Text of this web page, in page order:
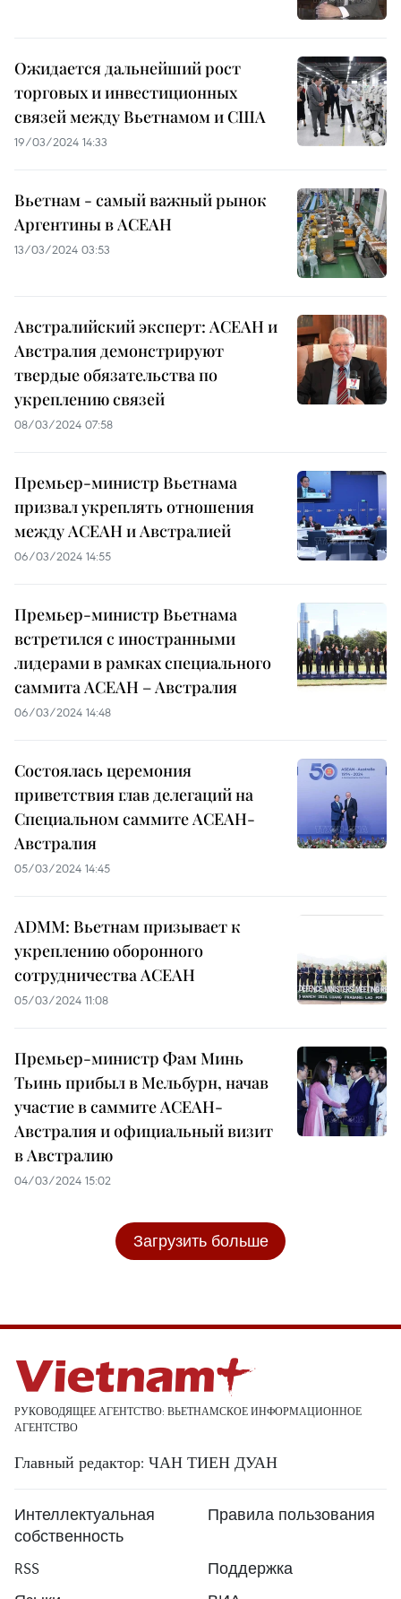
Ожидается дальнейший рост
торговых и инвестиционных
связей между Вьетнамом и США
19/03/2024 14:33
Вьетнам - самый важный рынок
Аргентины в АСЕАН
13/03/2024 03:53
Австралийский эксперт: АСЕАН и
Австралия демонстрируют
твердые обязательства по
укреплению связей
08/03/2024 07:58
Премьер-министр Вьетнама
призвал укреплять отношения
между АСЕАН и Австралией
06/03/2024 14:55
Премьер-министр Вьетнама
встретился с иностранными
лидерами в рамках специального
саммита АСЕАН – Австралия
06/03/2024 14:48
Состоялась церемония
приветствия глав делегаций на
Специальном саммите АСЕАН-
Австралия
05/03/2024 14:45
ADMM: Вьетнам призывает к
укреплению оборонного
сотрудничества АСЕАН
05/03/2024 11:08
Премьер-министр Фам Минь
Тьинь прибыл в Мельбурн, начав
участие в саммите АСЕАН-
Австралия и официальный визит
в Австралию
04/03/2024 15:02
Загрузить больше
РУКОВОДЯЩЕЕ АГЕНТСТВО: ВЬЕТНАМСКОЕ ИНФОРМАЦИОННОЕ
АГЕНТСТВО
Главный редактор: ЧАН ТИЕН ДУАН
Интеллектуальная
собственность
Правила пользования
RSS
Поддержка